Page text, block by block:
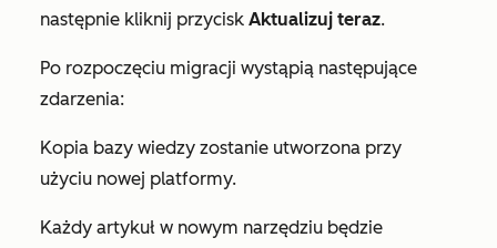
następnie kliknij przycisk Aktualizuj teraz.
Po rozpoczęciu migracji wystąpią następujące
zdarzenia:
Kopia bazy wiedzy zostanie utworzona przy
użyciu nowej platformy.
Każdy artykuł w nowym narzędziu będzie